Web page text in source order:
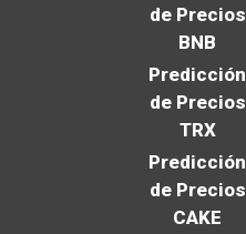
de Precios
BNB
Predicción
de Precios
TRX
Predicción
de Precios
CAKE